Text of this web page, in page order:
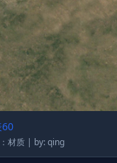
分类：材质 | by: qing